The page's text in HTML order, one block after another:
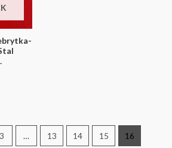
3 … 13 14 15 16